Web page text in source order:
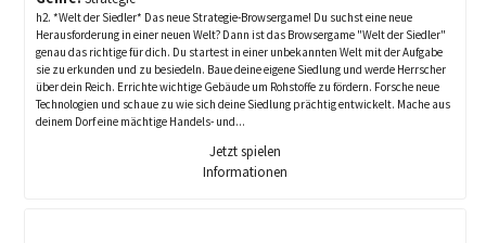
h2. *Welt der Siedler* Das neue Strategie-Browsergame! Du suchst eine neue
Herausforderung in einer neuen Welt? Dann ist das Browsergame "Welt der Siedler"
genau das richtige für dich. Du startest in einer unbekannten Welt mit der Aufgabe
sie zu erkunden und zu besiedeln. Baue deine eigene Siedlung und werde Herrscher
über dein Reich. Errichte wichtige Gebäude um Rohstoffe zu fördern. Forsche neue
Technologien und schaue zu wie sich deine Siedlung prächtig entwickelt. Mache aus
deinem Dorf eine mächtige Handels- und...
Jetzt spielen
Informationen